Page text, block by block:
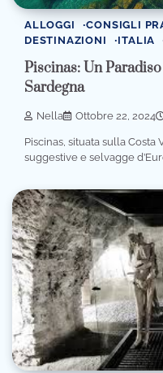
ALLOGGI CONSIGLI
DESTINAZIONI
ITALIA
Piscinas: Un
Sardegna
Nella Ottobre 22, 2024
Piscinas, situata sulla
suggestive e selvagge